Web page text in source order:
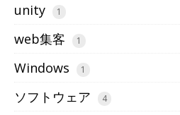
unity 1
web集客 1
Windows 1
ソフトウェア 4